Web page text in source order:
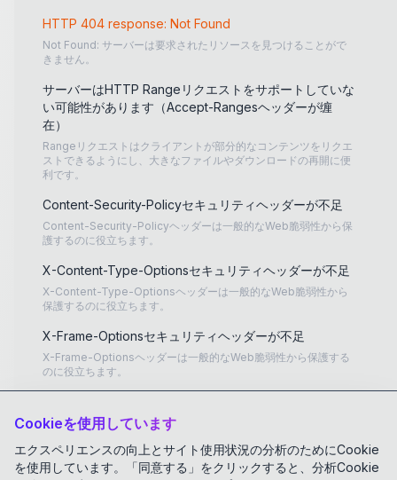
2023-11-28 06:37:08.954
ack：3672458736
flag：
HTTP/1.1200OK\r\n
T\r\n
Content-Type:text/plain; charset=utf
-8 \r\n
Transfer-Encoding: chunked \r\n
\r\n
2be8
# TYPE AbortMultipartUpload_Re
# TYPE GetObject_ReqCnt counte
GetObject_ReqCnt_{product="bu
z"} 0
HTTP 404 response: Not Found
Not Found: サーバーは要求されたリソースを見つけることがで
きません。
サーバーはHTTP Rangeリクエストをサポートしていな
い可能性があります（Accept-Rangesヘッダーが缠
在）
Rangeリクエストはクライアントが部分的なコンテンツをリクエ
ストできるようにし、大きなファイルやダウンロードの再開に便
利です。
Content-Security-Policyセキュリティヘッダーが不足
Content-Security-Policyヘッダーは一般的なWeb脆弱性から保
護するのに役立ちます。
X-Content-Type-Optionsセキュリティヘッダーが不足
X-Content-Type-Optionsヘッダーは一般的なWeb脆弱性から
保護するのに役立ちます。
X-Frame-Optionsセキュリティヘッダーが不足
X-Frame-Optionsヘッダーは一般的なWeb脆弱性から保護する
のに役立ちます。
Strict-Transport-Securityヘッダーは一般的なWeb脆弱性から
X-Xss-Protectionセキュリティヘッダーが不足
Cookieを使用しています
エクスペリエンスの向上とサイト使用状況の分析のためにCookie
を使用しています。「同意する」をクリックすると、分析Cookie